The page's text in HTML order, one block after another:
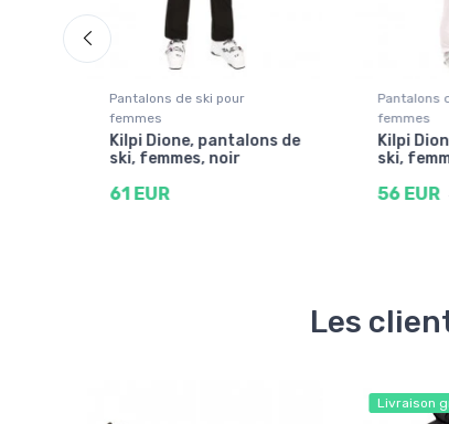
Pantalons de ski pour
femmes
Kilpi Dione, pantalons de
ski, femmes, noir
61 EUR
Pantalons
femmes
Kilpi
ski,
56 EUR
Les
Livraison